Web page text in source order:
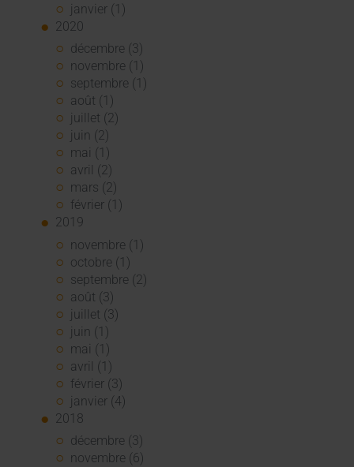
janvier (1)
2020
décembre (3)
novembre (1)
septembre (1)
août (1)
juillet (2)
juin (2)
mai (1)
avril (2)
mars (2)
février (1)
2019
novembre (1)
octobre (1)
septembre (2)
août (3)
juillet (3)
juin (1)
mai (1)
avril (1)
février (3)
janvier (4)
2018
décembre (3)
novembre (6)